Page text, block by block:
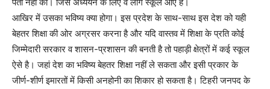
आखिर में उसका भविष्य क्या होगा। इस प्रदेश के साथ-साथ इस देश को यही
बेहतर शिक्षा की ओर अग्रसर करना है और यदि वास्तव में शिक्षा के प्रति कोई
जिम्मेदारी सरकार व शासन-प्रशासन की बनती है तो पहाड़ी क्षेत्रों में कई स्कूल
ऐसे है। जहां देश का भविष्य बेहतर शिक्षा नहीं ले सकता और इसी प्रकार के
जीर्ण-शीर्ण इमारतों में किसी अनहोनी का शिकार हो सकता है। टिहरी जनपद के